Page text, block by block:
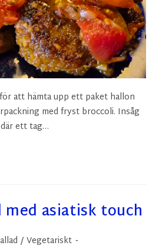
att hämta upp ett paket hallon
med fryst broccoli. Insåg
ett tag…
asiatisk touch
/ Vegetariskt